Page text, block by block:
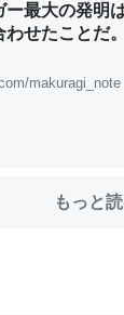
てる。電池残
なって分かる。
らいだった遠方の
が劇的に変化し
ー最大の発明
せたことだ
makuragi_note
もっと